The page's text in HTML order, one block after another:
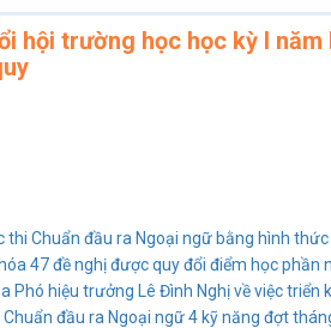
hội trường học học kỳ I
Chuẩn đầu ra Ngoại ngữ bằng hình thức
47 đề nghị được quy đổi điểm học phần
Phó hiệu trưởng Lê Đình Nghị về việc triển
đầu ra Ngoại ngữ 4 kỹ năng đợt